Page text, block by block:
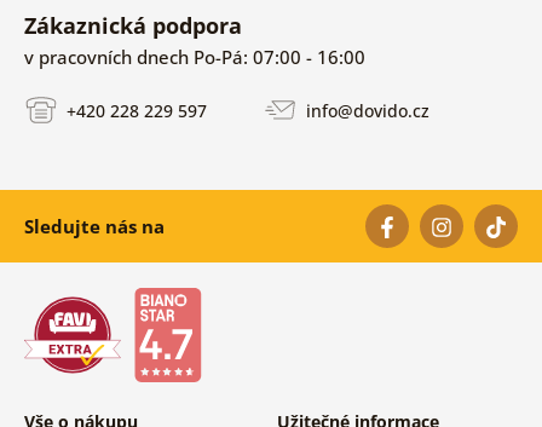
Zákaznická podpora
v pracovních dnech Po-Pá: 07:00 - 16:00
+420 228 229 597 info@dovido.cz
Sledujte nás na
Vše o nákupu Užitečné informace